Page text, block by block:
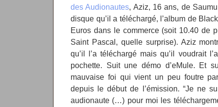
des Audionautes, Aziz, 16 ans, de
disque qu’il a téléchargé, l’album de
Euros dans le commerce (soit 10.40 de
Saint Pascal, quelle surprise). Aziz
qu’il l’a téléchargé mais qu’il voudrait
pochette. Suit une démo d’eMule. Et
mauvaise foi qui vient un peu foutre
depuis le début de l’émission. “Je ne
audionaute (…) pour moi les